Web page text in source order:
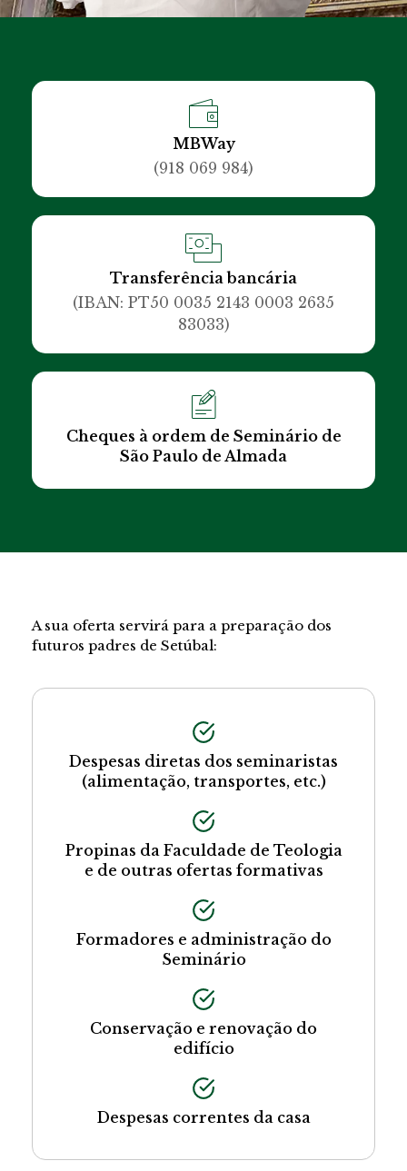
MBWay
(918 069 984)
Transferência bancária
(IBAN: PT50 0035 2143 0003 2635
83033)
Cheques à ordem de Seminário de
São Paulo de Almada
A sua oferta servirá para a preparação dos
futuros padres de Setúbal:
Despesas diretas dos seminaristas
(alimentação, transportes, etc.)
Propinas da Faculdade de Teologia
e de outras ofertas formativas
Formadores e administração do
Seminário
Conservação e renovação do
edifício
Despesas correntes da casa